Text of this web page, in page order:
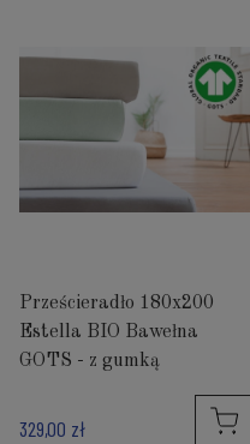
Prześcieradło 180x200
Estella BIO Bawełna
GOTS - z gumką
329,00 zł